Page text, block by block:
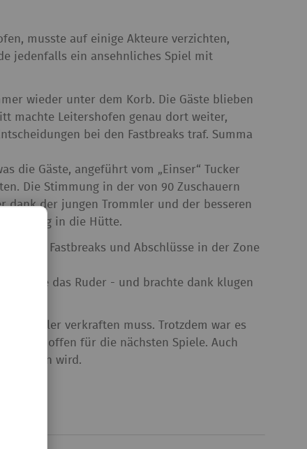
musste auf einige Akteure verzichten,
jedenfalls ein ansehnliches Spiel mit
wieder unter dem Korb. Die Gäste blieben
machte Leitershofen genau dort weiter,
bei den Fastbreaks traf. Summa
die Gäste, angeführt vom „Einser“ Tucker
Die Stimmung in der von 90 Zuschauern
dank der jungen Trommler und der besseren
in die Hütte.
einige Fastbreaks und Abschlüsse in der Zone
Phase das Ruder - und brachte dank klugen
Spieler verkraften muss. Trotzdem war es
hoffen für die nächsten Spiele. Auch
antreten wird.